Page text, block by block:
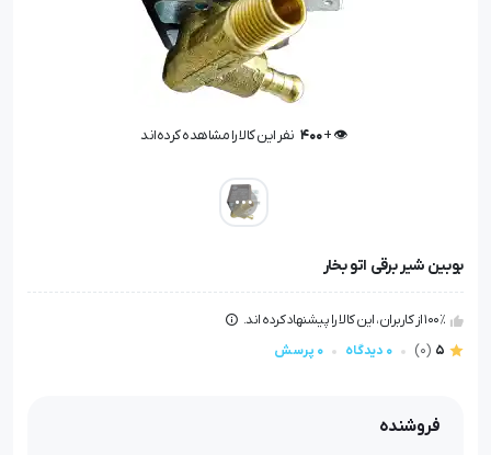
👁️ +
400 نفر این کالا را مشاهده کرده‌اند
بوبین شیر برقی اتو بخار
100٪ از کاربران، این کالا را پیشنهاد کرده اند.
5
(0) 0 دیدگاه 0 پرسش
فروشنده